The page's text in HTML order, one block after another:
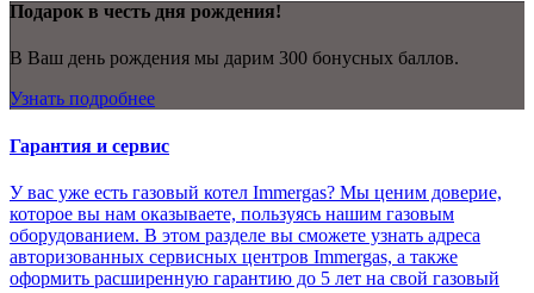
Подарок в честь дня рождения!
В Ваш день рождения мы дарим 300 бонусных баллов.
Узнать подробнее
Гарантия и сервис
У вас уже есть газовый котел Immergas? Мы ценим доверие,
которое вы нам оказываете, пользуясь нашим газовым
оборудованием. В этом разделе вы сможете узнать адреса
авторизованных сервисных центров Immergas, а также
оформить расширенную гарантию до 5 лет на свой газовый